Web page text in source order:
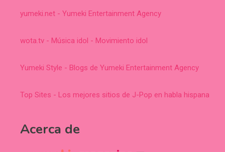
yumeki.net - Yumeki Entertainment Agency
wota.tv - Música idol - Movimiento idol
Yumeki Style - Blogs de Yumeki Entertainment Agency
Top Sites - Los mejores sitios de J-Pop en habla hispana
Acerca de